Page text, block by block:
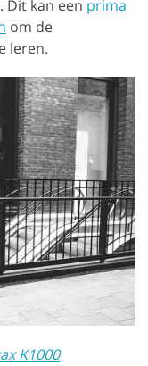
Dit kan een prima
om de
leren.
K1000